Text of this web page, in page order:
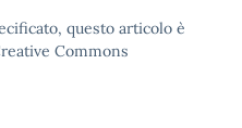
questo articolo è
Commons